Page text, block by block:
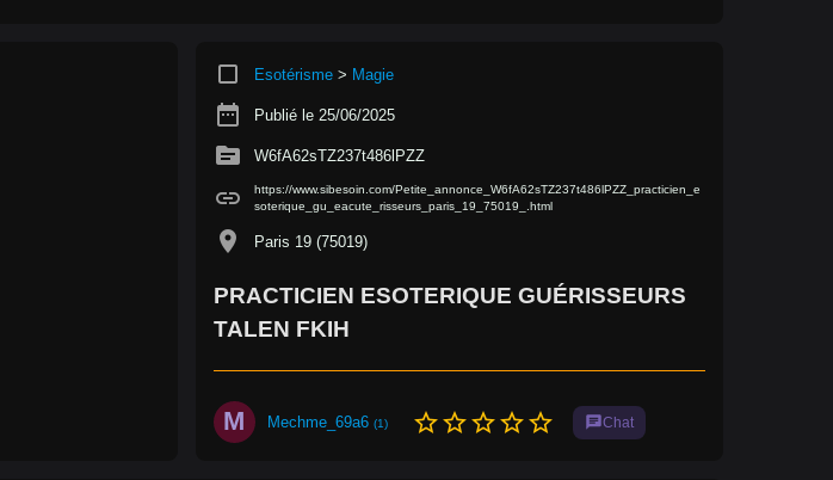
crop_square Esotérisme> Magie
date_range Publié le 25/06/2025
source W6fA62sTZ237t486lPZZ
link
https://www.sibesoin.com/Petite_annonce_W6fA62sTZ237t486lPZZ_practicien_e
soterique_gu_eacute_risseurs_paris_19_75019_.html
location_on Paris 19 (75019)
PRACTICIEN ESOTERIQUE GUÉRISSEURS
TALEN FKIH
M Mechme_69a6 (1) star_borderstar_borderstar_borderstar_borderstar_border chatChat